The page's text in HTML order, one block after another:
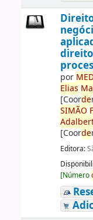
direito
por ME
Elias
[Coorde
SIMÃO
[Coorde
Editora:
[Número